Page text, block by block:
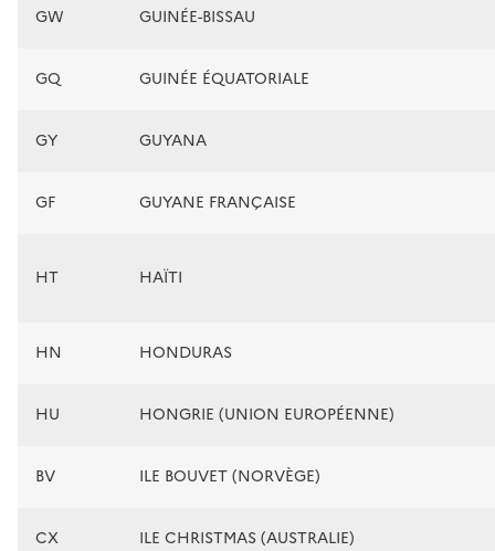
GW GUINÉE-BISSAU
GQ GUINÉE ÉQUATORIALE
GY GUYANA
GF GUYANE FRANÇAISE
HT HAÏTI
HN HONDURAS
HU HONGRIE (UNION EUROPÉENNE)
BV ILE BOUVET (NORVÈGE)
CX ILE CHRISTMAS (AUSTRALIE)